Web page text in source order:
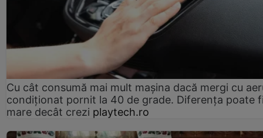
Cu cât consumă mai mult mașina dacă mergi cu
condiționat pornit la 40 de grade. Diferența poate
mare decât crezi playtech.ro